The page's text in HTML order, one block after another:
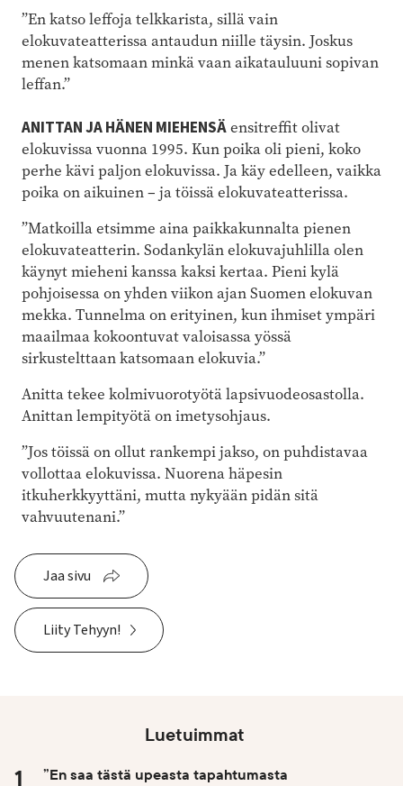
”En katso leffoja telkkarista, sillä vain
elokuvateatterissa antaudun niille täysin. Joskus
menen katsomaan minkä vaan aikatauluuni sopivan
leffan.”
ANITTAN JA HÄNEN MIEHENSÄensitreffit olivat
elokuvissa vuonna 1995. Kun poika oli pieni, koko
perhe kävi paljon elokuvissa. Ja käy edelleen, vaikka
poika on aikuinen – ja töissä elokuvateatterissa.
”Matkoilla etsimme aina paikkakunnalta pienen
elokuvateatterin. Sodankylän elokuvajuhlilla olen
käynyt mieheni kanssa kaksi kertaa. Pieni kylä
pohjoisessa on yhden viikon ajan Suomen elokuvan
mekka. Tunnelma on erityinen, kun ihmiset ympäri
maailmaa kokoontuvat valoisassa yössä
sirkustelttaan katsomaan elokuvia.”
Anitta tekee kolmivuorotyötä lapsivuodeosastolla.
Anittan lempityötä on imetysohjaus.
”Jos töissä on ollut rankempi jakso, on puhdistavaa
vollottaa elokuvissa. Nuorena häpesin
itkuherkkyyttäni, mutta nykyään pidän sitä
vahvuutenani.”
Jaa sivu
Liity Tehyyn!
Luetuimmat
”En saa tästä upeasta tapahtumasta